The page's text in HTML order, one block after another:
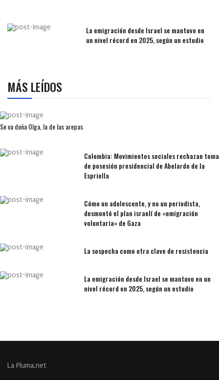
La emigración desde Israel se mantuvo en
un nivel récord en 2025, según un estudio
MÁS LEÍDOS
Se va doña Olga, la de las arepas
Colombia: Movimientos sociales rechazan toma
de posesión presidencial de Abelardo de la
Espriella
Cómo un adolescente, y no un periodista,
desmontó el plan israelí de «emigración
voluntaria» de Gaza
La sospecha como otra clave de resistencia
La emigración desde Israel se mantuvo en un
nivel récord en 2025, según un estudio
La Pluma.net